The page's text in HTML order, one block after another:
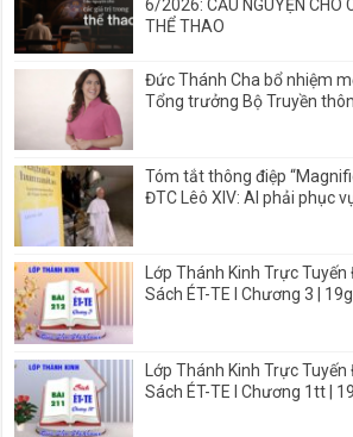
6/2026: CẦU NGUYỆN CHO
THỂ THAO
Đức Thánh Cha bổ nhiệm
Tổng trưởng Bộ Truyền
Tóm tắt thông điệp
ĐTC Lêô XIV: AI phải phục
Lớp Thánh Kinh Trực Tuyến
Sách ÉT-TE I Chương 3 |
Lớp Thánh Kinh Trực
Sách ÉT-TE I Chương 1tt |